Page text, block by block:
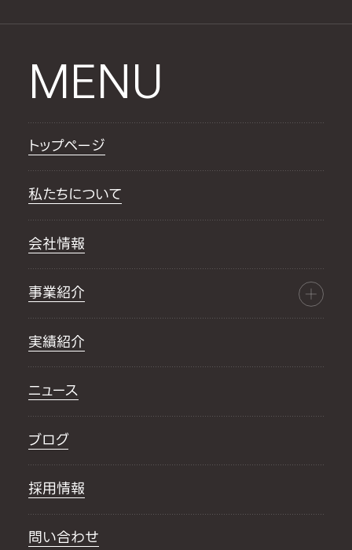
MENU
トップページ
私たちについて
会社情報
事業紹介
実績紹介
ニュース
ブログ
採用情報
問い合わせ